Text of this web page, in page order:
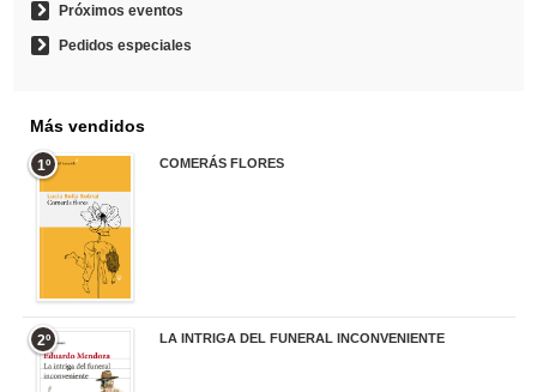
Próximos eventos
Pedidos especiales
Más vendidos
1º COMERÁS FLORES
2º LA INTRIGA DEL FUNERAL INCONVENIENTE